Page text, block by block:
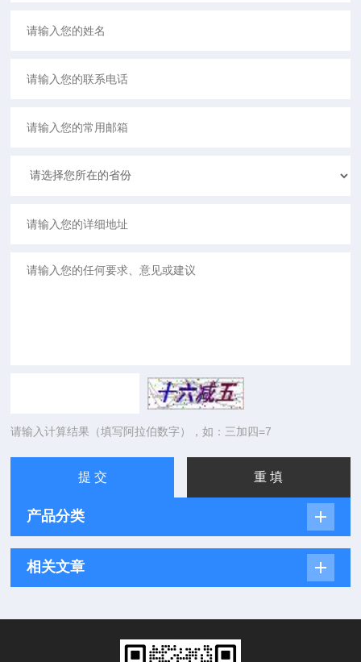
请输入计算结果（填写阿拉伯数字），如：三加四=7
产品分类
相关文章